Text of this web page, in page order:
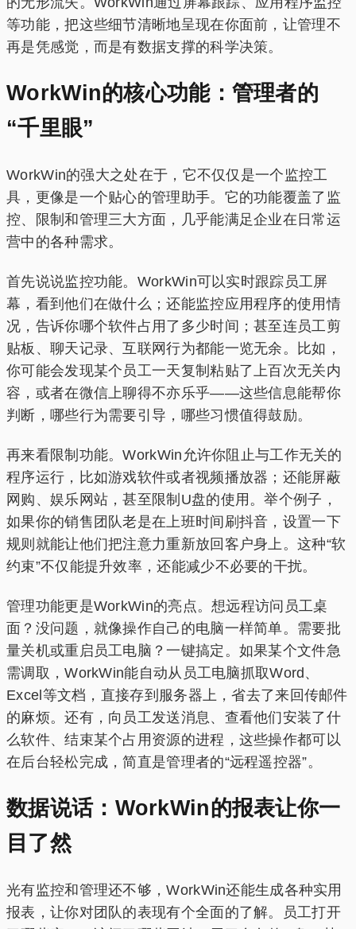
等功能，把这些细节清晰地呈现在你面前，让管理不
再是凭感觉，而是有数据支撑的科学决策。
WorkWin的核心功能：管理者的
“千里眼”
WorkWin的强大之处在于，它不仅仅是一个监控工
具，更像是一个贴心的管理助手。它的功能覆盖了监
控、限制和管理三大方面，几乎能满足企业在日常运
营中的各种需求。
首先说说监控功能。WorkWin可以实时跟踪员工屏
幕，看到他们在做什么；还能监控应用程序的使用情
况，告诉你哪个软件占用了多少时间；甚至连员工剪
贴板、聊天记录、互联网行为都能一览无余。比如，
你可能会发现某个员工一天复制粘贴了上百次无关内
容，或者在微信上聊得不亦乐乎——这些信息能帮你
判断，哪些行为需要引导，哪些习惯值得鼓励。
再来看限制功能。WorkWin允许你阻止与工作无关的
程序运行，比如游戏软件或者视频播放器；还能屏蔽
网购、娱乐网站，甚至限制U盘的使用。举个例子，
如果你的销售团队老是在上班时间刷抖音，设置一下
规则就能让他们把注意力重新放回客户身上。这种“软
约束”不仅能提升效率，还能减少不必要的干扰。
管理功能更是WorkWin的亮点。想远程访问员工桌
面？没问题，就像操作自己的电脑一样简单。需要批
量关机或重启员工电脑？一键搞定。如果某个文件急
需调取，WorkWin能自动从员工电脑抓取Word、
Excel等文档，直接存到服务器上，省去了来回传邮件
的麻烦。还有，向员工发送消息、查看他们安装了什
么软件、结束某个占用资源的进程，这些操作都可以
在后台轻松完成，简直是管理者的“远程遥控器”。
数据说话：WorkWin的报表让你一
目了然
光有监控和管理还不够，WorkWin还能生成各种实用
报表，让你对团队的表现有个全面的了解。员工打开